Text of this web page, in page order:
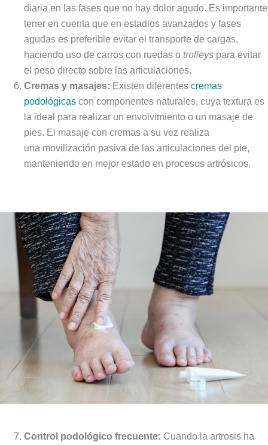
diaria en las fases que no hay dolor agudo. Es importante
tener en cuenta que en estadios avanzados y fases
agudas es preferible evitar el transporte de cargas,
haciendo uso de carros con ruedas o trolleys para evitar
el peso directo sobre las articulaciones.
Cremas y masajes: Existen diferentes cremas
podológicas con componentes naturales, cuya textura es
la ideal para realizar un envolvimiento o un masaje de
pies. El masaje con cremas a su vez realiza
una movilización pasiva de las articulaciones del pie,
manteniendo en mejor estado en procesos artrósicos.
Control podológico frecuente: Cuando la artrosis ha